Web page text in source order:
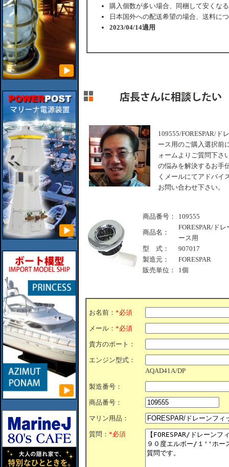
購入個数が多い場合、同梱して安くな
日本国外への配送希望の場合、送料に
2023/04/14適用
109555/FORESPAR/ド
ース用のご購入選択前
ォームよりご質問下さ
の悩みを解決するお手
くメールにてアドバイ
お問い合わせ下さい。
商品番号： 109555
商品名：
FORESPAR/ド
ース用
型 式：
907017
製造元：
FORESPAR
販売単位：
1個
お名前： *必須
メール： *必須
貴方のボート：
エンジン型式：
AQAD41A/DP
製造番号：
商品番号：
マリン用品：
質問： *必須